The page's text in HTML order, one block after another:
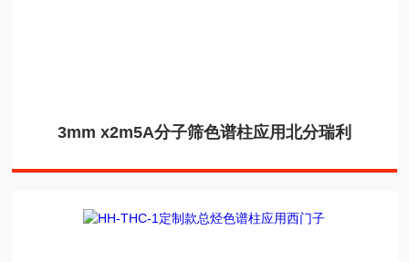
3mm x2m5A分子筛色谱柱应用北分瑞利